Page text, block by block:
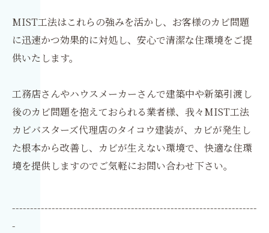
MIST工法はこれらの強みを活かし、お客様のカビ問題
に迅速かつ効果的に対処し、安心で清潔な住環境をご提
供いたします。
工務店さんやハウスメーカーさんで建築中や新築引渡し
後のカビ問題を抱えておられる業者様、我々MIST工法
カビバスターズ代理店のタイコウ建装が、カビが発生し
た根本から改善し、カビが生えない環境で、快適な住環
境を提供しますのでご気軽にお問い合わせ下さい。
--------------------------------------------------------------------
-